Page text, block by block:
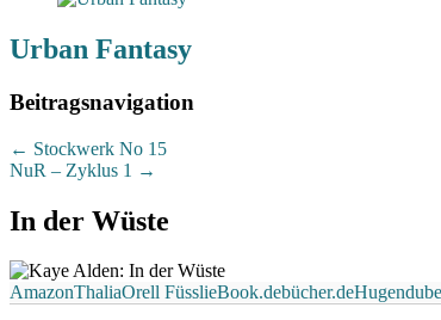
Urban Fantasy
Beitragsnavigation
← Stockwerk No 15
NuR – Zyklus 1 →
In der Wüste
AmazonThaliaOrell FüsslieBook.debücher.de